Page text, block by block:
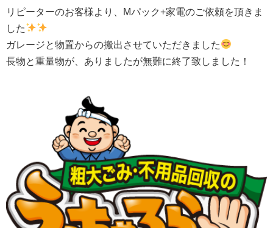
リピーターのお客様より、 Mパック+家電のご依頼を頂きま
した
ガレージと物置からの搬出させていただきました
長物と重量物が、ありましたが無難に終了致しました！